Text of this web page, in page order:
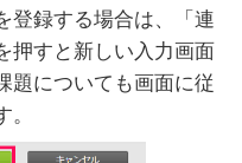
登録する場合は、「連
押すと新しい入力画面
題についても画面に従